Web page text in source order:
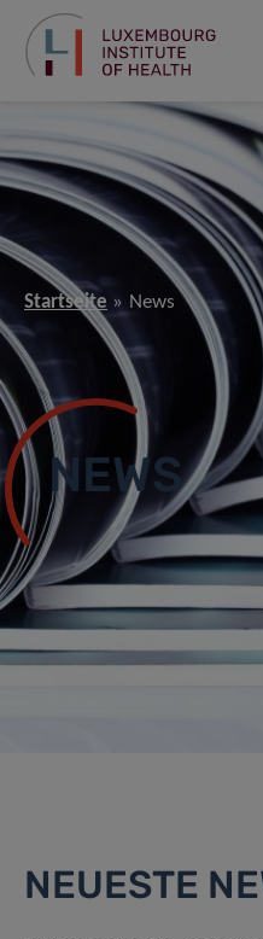
Startseite News
NEWS
NEUESTE